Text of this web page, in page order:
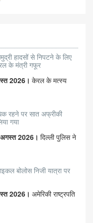
हादसों से निपटने के लिए
के मंत्री गफूर
2026। केरल के मत्स्य
रहने पर सात अफ्रीकी
गया
अगस्त 2026। दिल्ली पुलिस ने
बोलोस निजी यात्रा पर
2026। अमेरिकी राष्ट्रपति